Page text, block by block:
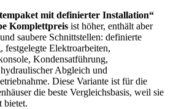
mit definierter Installation“
Komplettpreis ist höher, enthält aber
saubere Schnittstellen: definierte
festgelegte Elektroarbeiten,
Kondensatführung,
Abgleich und
Diese Variante ist für die
die beste Vergleichsbasis, weil sie
bietet.